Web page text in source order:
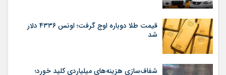
قیمت طلا دوباره اوج گرفت؛ اونس ۴۳۳۶ دلار
شد
شفاف‌سازی هزینه‌های میلیاردی کلید خورد؛